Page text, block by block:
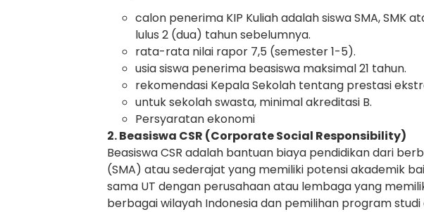
calon penerima KIP Kuliah adalah siswa SMA,
lulus 2 (dua) tahun sebelumnya.
rata-rata nilai rapor 7,5 (semester 1-5).
usia siswa penerima beasiswa maksimal 21 tahun.
rekomendasi Kepala Sekolah tentang prestasi
untuk sekolah swasta, minimal akreditasi B.
Persyaratan ekonomi
2. Beasiswa CSR (Corporate Social Responsibility)
Beasiswa CSR adalah bantuan biaya pendidikan dari
(SMA) atau sederajat yang memiliki potensi akademik
sama UT dengan perusahaan atau lembaga yang
berbagai wilayah Indonesia dan pemilihan program